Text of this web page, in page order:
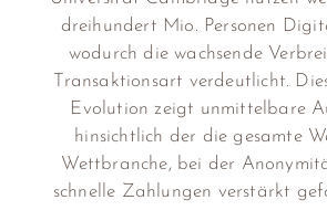
dreihundert Mio. Personen
wodurch die wachsende
Transaktionsart verdeutlicht.
Evolution zeigt unmittelbare
hinsichtlich der die gesamte
Wettbranche, bei der
schnelle Zahlungen verstärkt